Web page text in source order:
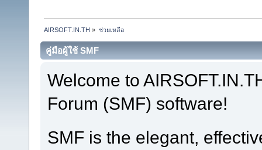
AIRSOFT.IN.TH » ช่วยเหลือ
คู่มือผู้ใช้ SMF
Welcome to
Forum (SMF) software!
SMF is the elegant,